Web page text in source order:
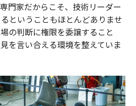
門家だからこそ、技術リーダー
ということもほとんどありませ
の判断に権限を委譲すること
を言い合える環境を整えていま